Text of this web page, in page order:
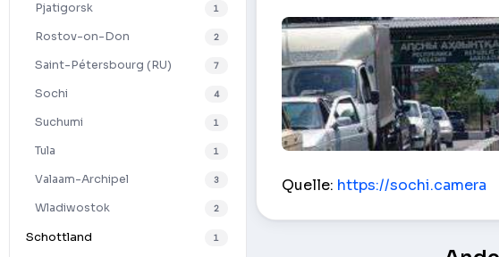
Pjatigorsk 1
Rostov-on-Don 2
Saint-Pétersbourg (RU) 7
Sochi 4
Suchumi 1
Tula 1
Valaam-Archipel 3
Wladiwostok 2
Schottland 1
Quelle: https://sochi.camera